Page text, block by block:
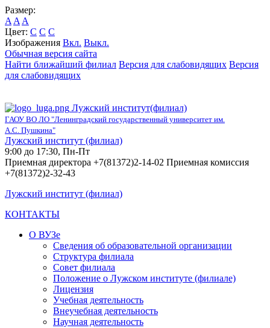
Размер:
A A A
Цвет: C C C
Изображения Вкл. Выкл.
Обычная версия сайта
Найти ближайший филиал Версия для слабовидящих Версия
для слабовидящих
Лужский институт(филиал)
ГАОУ ВО ЛО "Ленинградский государственный университет им.
А.С. Пушкина"
Лужский институт (филиал)
9:00 до 17:30, Пн-Пт
Приемная директора +7(81372)2-14-02 Приемная комиссия
+7(81372)2-32-43
Лужский институт (филиал)
КОНТАКТЫ
О ВУЗе
Сведения об образовательной организации
Структура филиала
Совет филиала
Положение о Лужском институте (филиале)
Лицензия
Учебная деятельность
Внеучебная деятельность
Научная деятельность